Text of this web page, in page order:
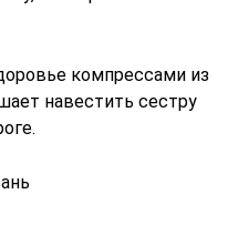
компрессами из
навестить сестру